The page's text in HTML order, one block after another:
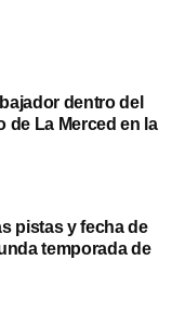
dentro del
de La Merced en la
pistas y fecha de
temporada de